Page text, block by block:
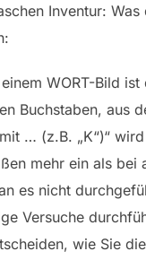
Inventur:
WORT-Bild
Buchstaben, aus
… (z.B. „K“)“
mehr ein als
es nicht
Versuche
wie Sie